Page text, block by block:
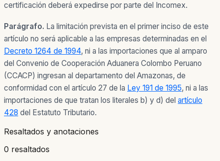
certificación deberá expedirse por parte del Incomex.
Parágrafo. La limitación prevista en el primer inciso de este
artículo no será aplicable a las empresas determinadas en el
Decreto 1264 de 1994, ni a las importaciones que al amparo
del Convenio de Cooperación Aduanera Colombo Peruano
(CCACP) ingresan al departamento del Amazonas, de
conformidad con el artículo 27 de la Ley 191 de 1995, ni a las
importaciones de que tratan los literales b) y d) del artículo
428 del Estatuto Tributario.
Resaltados y anotaciones
0 resaltados